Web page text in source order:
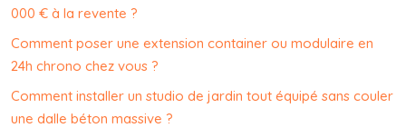
000 € à la revente ?
Comment poser une extension container ou modulaire en
24h chrono chez vous ?
Comment installer un studio de jardin tout équipé sans couler
une dalle béton massive ?